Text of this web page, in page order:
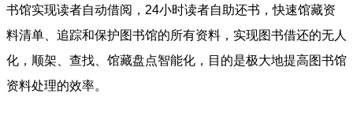
书馆实现读者自动借阅，24小时读者自助还书，快速馆藏资
料清单、追踪和保护图书馆的所有资料，实现图书借还的无人
化，顺架、查找、馆藏盘点智能化，目的是极大地提高图书馆
资料处理的效率。